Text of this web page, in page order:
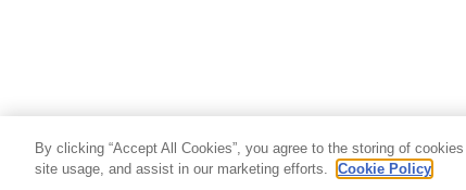
By clicking “Accept All Cookies”, you agree to the storing of
site usage, and assist in our marketing efforts.
Cookie Policy